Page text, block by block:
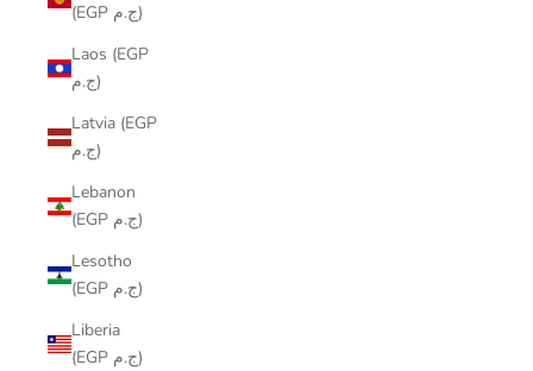
(EGP ج.م)
Laos (EGP
ج.م)
Latvia (EGP
ج.م)
Lebanon
(EGP ج.م)
Lesotho
(EGP ج.م)
Liberia
(EGP ج.م)